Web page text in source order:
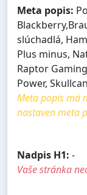
Meta popis:
slúchadlá,
Plus minus,
Raptor
Power,
Meta popis má
nastaven meta
Nadpis H1: -
Vaše stránka